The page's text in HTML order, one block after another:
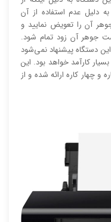
دلیل عدم استفاده از آن
آن را تعویض نمایید و
جوهر آن زود تمام شود.
دستگاه پیشنهاد نمی‌شود
کارآمد خواهد بود. این
و چهار کاره ارائه شده و از